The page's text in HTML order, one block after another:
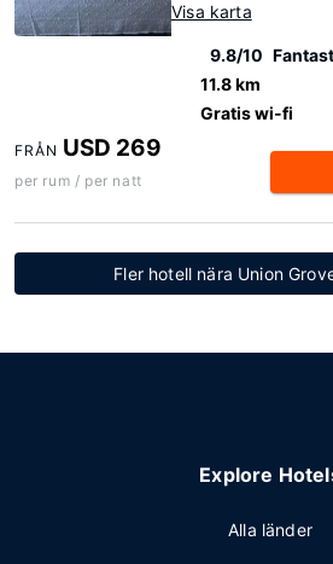
Visa karta
9.8/10
11.8 km
Gratis wi-fi
FRÅN USD 269
per rum / per natt
Fler hotell nära Union
Explore
Alla länder